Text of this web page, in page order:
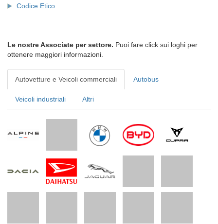
Codice Etico
Le nostre Associate per settore. Puoi fare click sui loghi per
ottenere maggiori informazioni.
Autovetture e Veicoli commerciali Autobus
Veicoli industriali Altri